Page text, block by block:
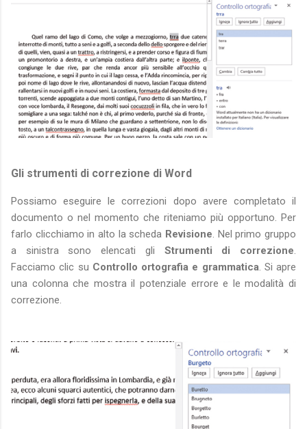
Gli strumenti di correzione di Word
Possiamo eseguire le correzioni dopo avere completato il
documento o nel momento che riteniamo più opportuno. Per
farlo clicchiamo in alto la scheda Revisione. Nel primo gruppo
a sinistra sono elencati gli Strumenti di correzione.
Facciamo clic su Controllo ortografia e grammatica. Si apre
una colonna che mostra il potenziale errore e le modalità di
correzione.